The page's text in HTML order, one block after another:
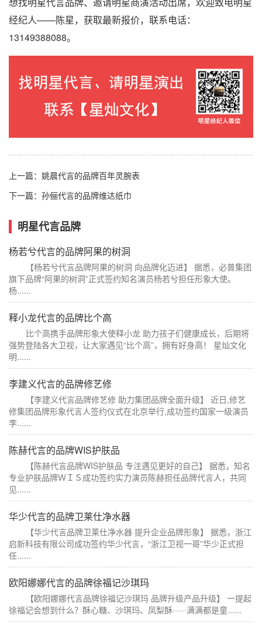
经纪人——陈星，获取最新报价，联系电话：
13149388088。
上一篇： 姚晨代言的品牌百年灵腕表
下一篇： 孙俪代言的品牌维达纸巾
明星代言品牌
杨若兮代言的品牌阿果的树洞
【杨若兮代言品牌阿果的树洞 向品牌化迈进】 据悉，必普集团
旗下品牌“阿果的树洞”正式签约知名演员杨若兮担任形象大使。
杨......
释小龙代言的品牌比个高
比个高携手品牌形象大使释小龙 助力孩子们健康成长，后期将
强势登陆各大卫视，让大家遇见“比个高”，拥有好身高！ 星灿文化
明......
李建义代言的品牌修艺修
【李建义代言品牌修艺修 助力集团品牌全面升级】 近日,修艺
修集团品牌形象代言人签约仪式在北京举行,成功签约国家一级演员
李......
陈赫代言的品牌WIS护肤品
【陈赫代言品牌WIS护肤品 专注遇见更好的自己】 据悉，知名
专业护肤品牌ＷＩＳ成功签约实力演员陈赫担任品牌代言人，共同
见......
华少代言的品牌卫莱仕净水器
【华少代言品牌卫莱仕净水器 提升企业品牌形象】 据悉，浙江
启新科技有限公司成功签约华少代言，“浙江卫视一哥”华少正式担
任......
欧阳娜娜代言的品牌徐福记沙琪玛
【欧阳娜娜代言品牌徐福记沙琪玛 品牌升级产品升级】 一提起
徐福记会想到什么？酥心糖、沙琪玛、凤梨酥······满满都是童......